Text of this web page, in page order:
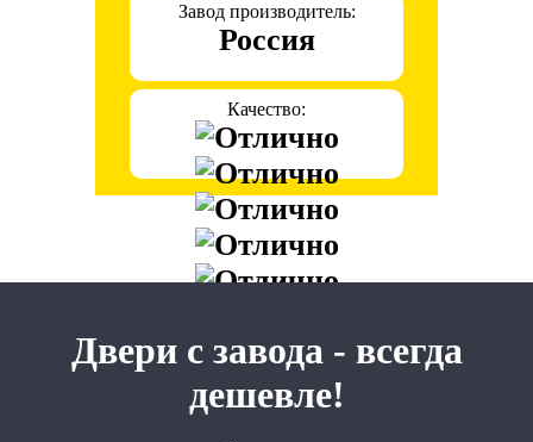
Завод производитель:
Россия
Качество:
Двери с завода - всегда
дешевле!